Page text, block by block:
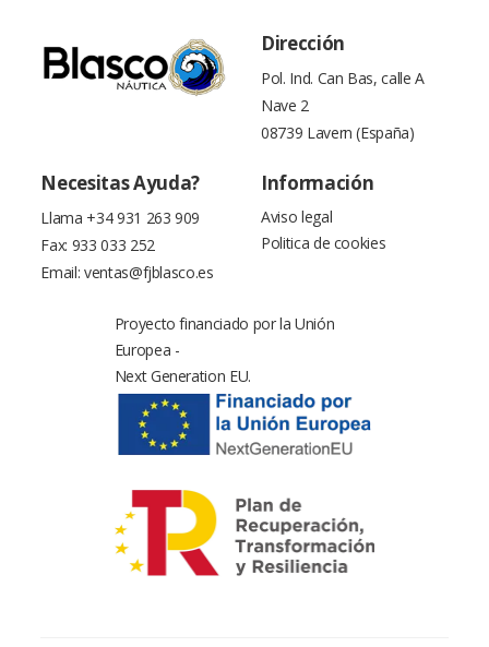
Dirección
Pol. Ind. Can Bas, calle A
Nave 2
08739 Lavern (España)
Necesitas Ayuda?
Llama +34 931 263 909
Fax: 933 033 252
Email: ventas@fjblasco.es
Información
Aviso legal
Politica de cookies
Proyecto financiado por la Unión
Europea -
Next Generation EU.